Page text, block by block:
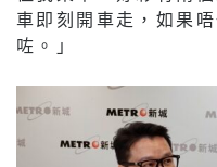
車即刻開車走，如果
咗。」